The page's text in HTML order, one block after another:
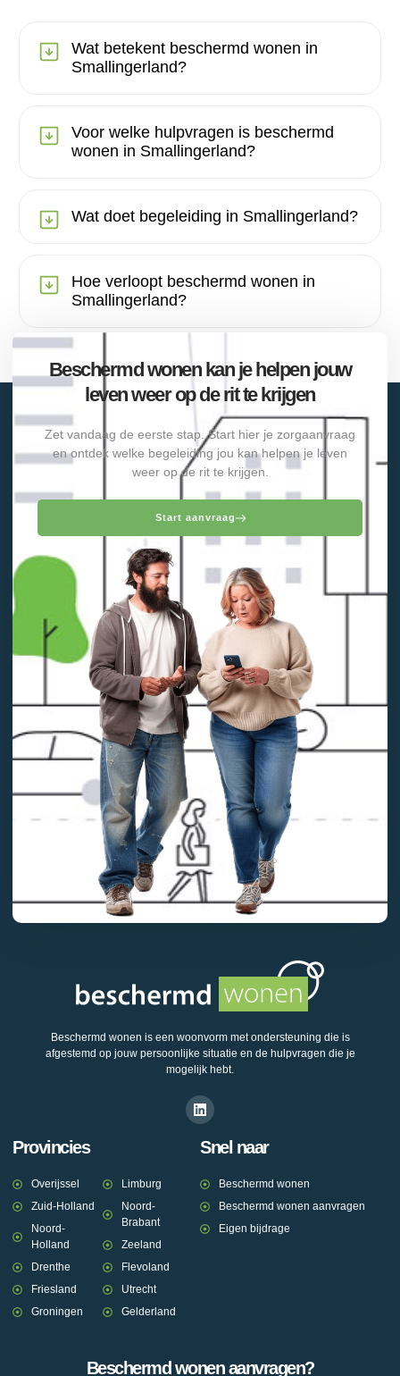
Wat betekent beschermd wonen in
Smallingerland?
Voor welke hulpvragen is beschermd
wonen in Smallingerland?
Wat doet begeleiding in Smallingerland?
Hoe verloopt beschermd wonen in
Smallingerland?
Beschermd wonen kan je helpen jouw
leven weer op de rit te krijgen
Zet vandaag de eerste stap. Start hier je zorgaanvraag
en ontdek welke begeleiding jou kan helpen je leven
weer op de rit te krijgen.
Start aanvraag
Beschermd wonen is een woonvorm met ondersteuning die is
afgestemd op jouw persoonlijke situatie en de hulpvragen die je
mogelijk hebt.
Provincies
Overijssel
Zuid-Holland
Noord-
Holland
Drenthe
Friesland
Groningen
Limburg
Noord-
Brabant
Zeeland
Flevoland
Utrecht
Gelderland
Snel naar
Beschermd wonen
Beschermd wonen aanvragen
Eigen bijdrage
Beschermd wonen aanvragen?